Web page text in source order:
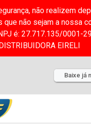
não realizem
que não sejam a nossa
é: 27.717.135/0001-
EIRELI
Baixe já